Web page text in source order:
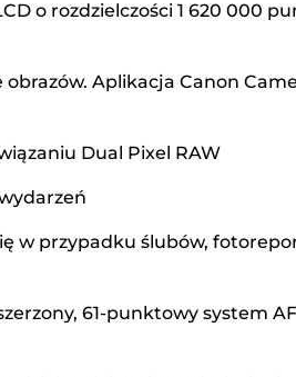
o rozdzielczości 1 620 000
Aplikacja Canon
Dual Pixel RAW
w przypadku ślubów,
61-punktowy system